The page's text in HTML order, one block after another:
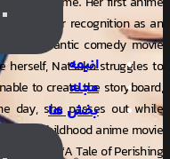
انیمه
مجله
بخش ها
earning her recognition as an
a romantic comedy movie
herself, Natsuko struggles to
to create the storyboard,
day, she passes out while
childhood anime movie
“A Tale of Perishing”.